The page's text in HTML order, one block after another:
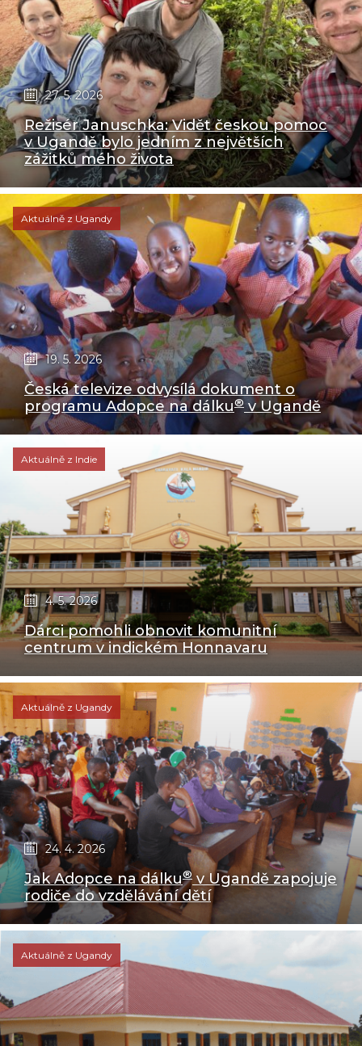
27. 5. 2026
Režisér Januschka: Vidět českou pomoc
v Ugandě bylo jedním z největších
zážitků mého života
Aktuálně z Ugandy
19. 5. 2026
Česká televize odvysílá dokument o
programu Adopce na dálku®v Ugandě
Aktuálně z Indie
4. 5. 2026
Dárci pomohli obnovit komunitní
centrum v indickém Honnavaru
Aktuálně z Ugandy
24. 4. 2026
Jak Adopce na dálku® v Ugandě zapojuje
rodiče do vzdělávání dětí
Aktuálně z Ugandy